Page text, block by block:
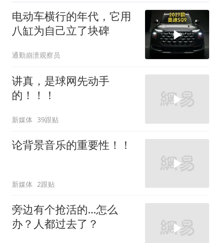
电动车横行的年代，它用
八缸为自己立了块碑
通勤崩溃观察员
讲真，是球网先动手
的！！！
新媒体 39跟贴
论背景音乐的重要性！！
新媒体 2跟贴
旁边有个抢活的…怎么
办？人都过去了？